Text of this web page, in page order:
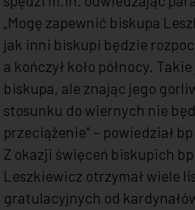
„Mogę zapewnić biskupa
jak inni biskupi będzie
a kończył koło północy.
biskupa, ale znając jego
stosunku do wiernych nie
przeciążenie” – powiedział
Z okazji święceń biskupich
Leszkiewicz otrzymał wiele
gratulacyjnych od